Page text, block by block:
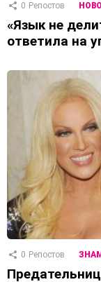
0 Репостов
«Язык не
ответила на
0 Репостов